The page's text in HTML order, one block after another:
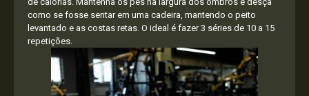
como se fosse sentar em uma cadeira, mantendo o peito
levantado e as costas retas. O ideal é fazer 3 séries de 10 a 15
repetições.